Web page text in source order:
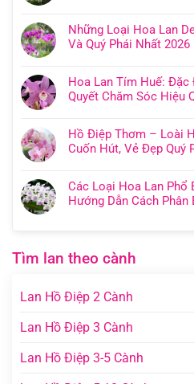
Những Loại Hoa Lan
Và Quý Phái Nhất 2026
Hoa Lan Tím Huế: Đặc
Quyết Chăm Sóc Hiệu
Hồ Điệp Thơm – Loài
Cuốn Hút, Vẻ Đẹp Quý
Các Loại Hoa Lan Phổ
Hướng Dẫn Cách Phân
Tìm lan theo cành
Lan Hồ Điệp 2 Cành
Lan Hồ Điệp 3 Cành
Lan Hồ Điệp 3-5 Cành